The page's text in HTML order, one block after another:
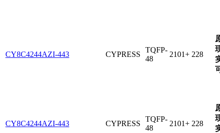
CY8C4244AZI-443 CYPRESS
TQFP-
48
2101+ 228
CY8C4244AZI-443 CYPRESS
TQFP-
48
2101+ 228